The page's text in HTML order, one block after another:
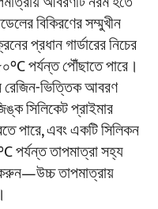
বিকিরণের সম্মুখীন
প্রধান গার্ডারের নিচের
পর্যন্ত পৌঁছাতে পারে।
রেজিন-ভিত্তিক আবরণ
সিলিকেট প্রাইমার
পারে, এবং একটি সিলিকন
পর্যন্ত তাপমাত্রা সহ্য
তাপমাত্রায়